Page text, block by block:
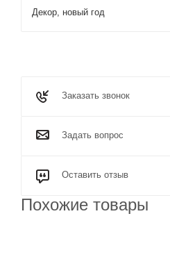
Декор, новый год
Заказать звонок
Задать вопрос
Оставить отзыв
Похожие товары